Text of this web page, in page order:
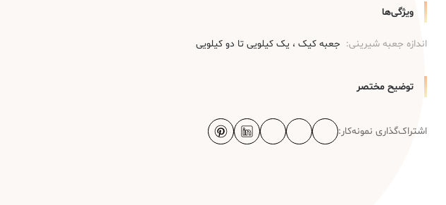
توضیح مختصر
ویژگی‌ها
اندازه جعبه شیرینی: جعبه کیک یک کیلویی تا دو کیلویی
اشتراک‌گذاری نمونه‌کار: